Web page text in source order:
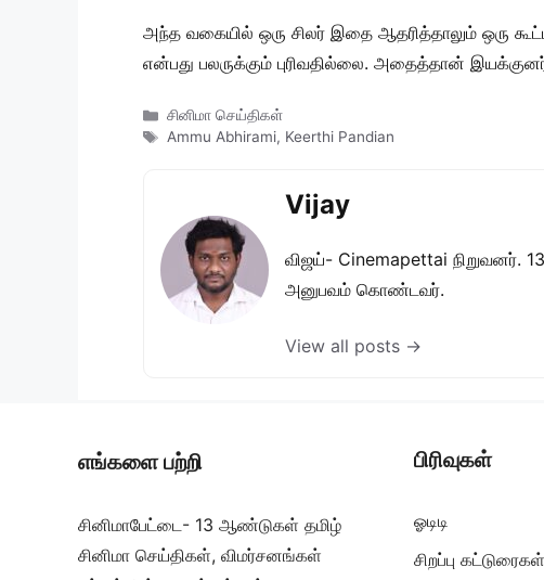
அந்த வகையில் ஒரு சிலர் இதை ஆதரித்தாலும் ஒரு
என்பது பலருக்கும் புரிவதில்லை. அதைத்தான் இயக்குனர்
Categories
சினிமா செய்திகள்
Tags
Ammu Abhirami, Keerthi Pandian
Vijay
விஜய்- Cinemapettai நிறுவனர்.
அனுபவம் கொண்டவர்.
View all posts →
எங்களை பற்றி
சினிமாபேட்டை- 13 ஆண்டுகள் தமிழ்
சினிமா செய்திகள், விமர்சனங்கள்
பிரிவுகள்
ஓடிடி
சிறப்பு கட்டுரைகள்